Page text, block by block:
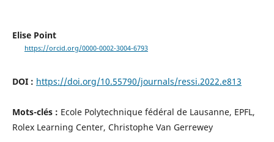
Elise Point
https://orcid.org/0000-0002-3004-6793
DOI : https://doi.org/10.55790/journals/ressi.2022.e813
Mots-clés : Ecole Polytechnique fédéral de Lausanne, EPFL,
Rolex Learning Center, Christophe Van Gerrewey